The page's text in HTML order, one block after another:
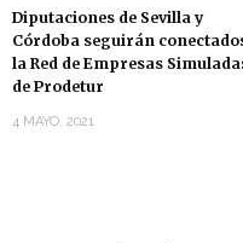
Diputaciones de Sevilla y
Córdoba seguirán
la Red de Empresas
de Prodetur
4 MAYO, 2021